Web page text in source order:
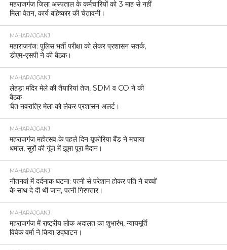
महराजगंज जिला अस्पताल के कर्मचारियों को 3 माह से नहीं
मिला वेतन, कार्य बहिष्कार की चेतावनी।
MAHARAJGANJ
महाराजगंज: पुलिस भर्ती परीक्षा को लेकर प्रशासन सतर्क,
डीएम-एसपी ने की बैठक।
MAHARAJGANJ
लेहड़ा मंदिर मेले की तैयारियां तेज, SDM व CO ने की
बैठक
चैत नवरात्रि मेला को लेकर प्रशासन अलर्ट।
MAHARAJGANJ
महराजगंज महोत्सव के पहले दिन यूफोरिया बैंड ने मचाया
धमाल, सुरों की गूंज में झूमा पूरा मैदान।
MAHARAJGANJ
नौतनवां में दर्दनाक घटना: पत्नी से परेशान होकर पति ने बच्चों
के साथ दे दी थी जान, पत्नी गिरफ्तार।
MAHARAJGANJ
महराजगंज में राष्ट्रीय लोक अदालत का शुभारंभ, न्यायमूर्ति
विवेक वर्मा ने किया उद्घाटन।